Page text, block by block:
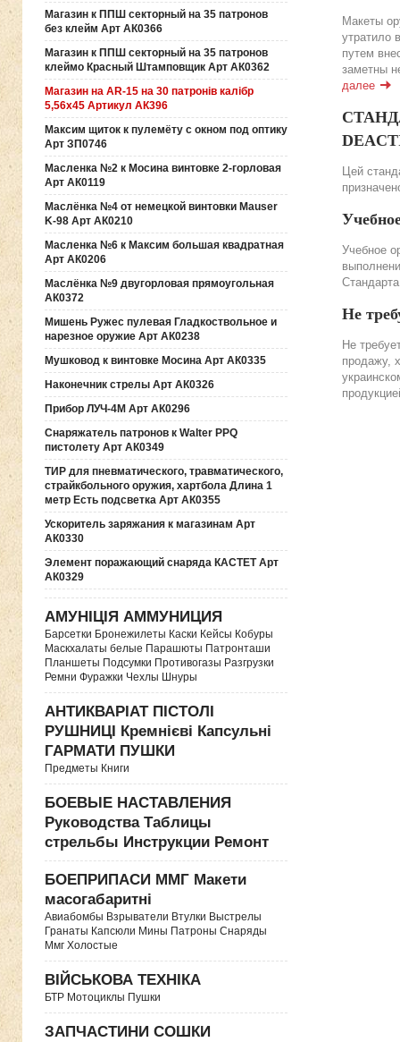
Магазин к ППШ секторный на 35 патронов
без клейм Арт АК0366
Магазин к ППШ секторный на 35 патронов
клеймо Красный Штамповщик Арт АК0362
Магазин на AR-15 на 30 патронів калібр
5,56х45 Артикул АК396
Максим щиток к пулемёту с окном под оптику
Арт ЗП0746
Масленка №2 к Мосина винтовке 2-горловая
Арт АК0119
Маслёнка №4 от немецкой винтовки Mauser
K-98 Арт АК0210
Масленка №6 к Максим большая квадратная
Арт АК0206
Маслёнка №9 двугорловая прямоугольная
АК0372
Мишень Ружес пулевая Гладкоствольное и
нарезное оружие Арт АК0238
Мушковод к винтовке Мосина Арт АК0335
Наконечник стрелы Арт АК0326
Прибор ЛУЧ-4М Арт АК0296
Снаряжатель патронов к Walter PPQ
пистолету Арт АК0349
ТИР для пневматического, травматического,
страйкбольного оружия, хартбола Длина 1
метр Есть подсветка Арт АК0355
Ускоритель заряжания к магазинам Арт
АК0330
Элемент поражающий снаряда КАСТЕТ Арт
АК0329
АМУНІЦІЯ АММУНИЦИЯ
Барсетки Бронежилеты Каски Кейсы Кобуры
Маскхалаты белые Парашюты Патронташи
Планшеты Подсумки Противогазы Разгрузки
Ремни Фуражки Чехлы Шнуры
АНТИКВАРІАТ ПІСТОЛІ
РУШНИЦІ Кремнієві Капсульні
ГАРМАТИ ПУШКИ
Предметы Книги
БОЕВЫЕ НАСТАВЛЕНИЯ
Руководства Таблицы
стрельбы Инструкции Ремонт
БОЕПРИПАСИ ММГ Макети
масогабаритні
Авиабомбы Взрыватели Втулки Выстрелы
Гранаты Капсюли Мины Патроны Снаряды
Ммг Холостые
ВІЙСЬКОВА ТЕХНІКА
БТР Мотоциклы Пушки
ЗАПЧАСТИНИ СОШКИ
Макеты
утратило
путем
заметны
далее
Цей
Учебное
Не
Не
продажу,